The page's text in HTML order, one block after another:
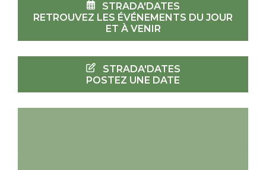
STRADA'DATES
RETROUVEZ LES ÉVÉNEMENTS DU JOUR
ET À VENIR
STRADA'DATES
POSTEZ UNE DATE